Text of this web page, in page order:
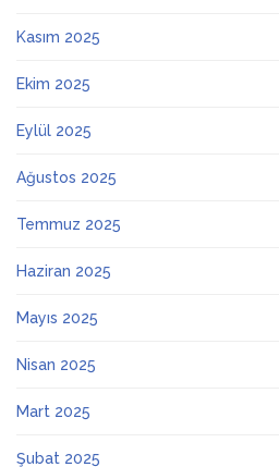
Kasım 2025
Ekim 2025
Eylül 2025
Ağustos 2025
Temmuz 2025
Haziran 2025
Mayıs 2025
Nisan 2025
Mart 2025
Şubat 2025